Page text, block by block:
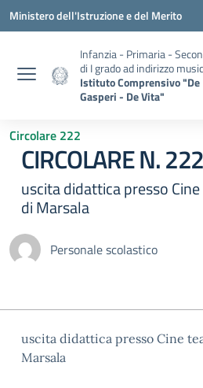
Vai ai contenuti
Vai al menu di navigazione
Vai al footer
Ministero dell'Istruzione e del Merito
Infanzia - Primaria -
di I grado ad indirizzo
Istituto Comprensivo "De
Gasperi - De Vita"
Circolare 222
CIRCOLARE N. 222
uscita didattica presso
di Marsala
Personale scolastico
uscita didattica presso Cine
Marsala